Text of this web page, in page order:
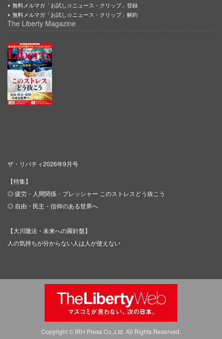
無料メルマガ「お試し☆ニュース・クリップ」登録
無料メルマガ「お試し☆ニュース・クリップ」解約
The Liberty Magazine
ザ・リバティ2026年9月号
【特集】
◎ 疲労・人間関係・プレッシャー このストレスどう抜こう
◎ 自由・民主・信仰のある世界へ
【大川隆法・未来への羅針盤】
人の気持ちが分からない人は人が使えない
Copyright © IRH Press Co.,Ltd. All Rights Reserved.